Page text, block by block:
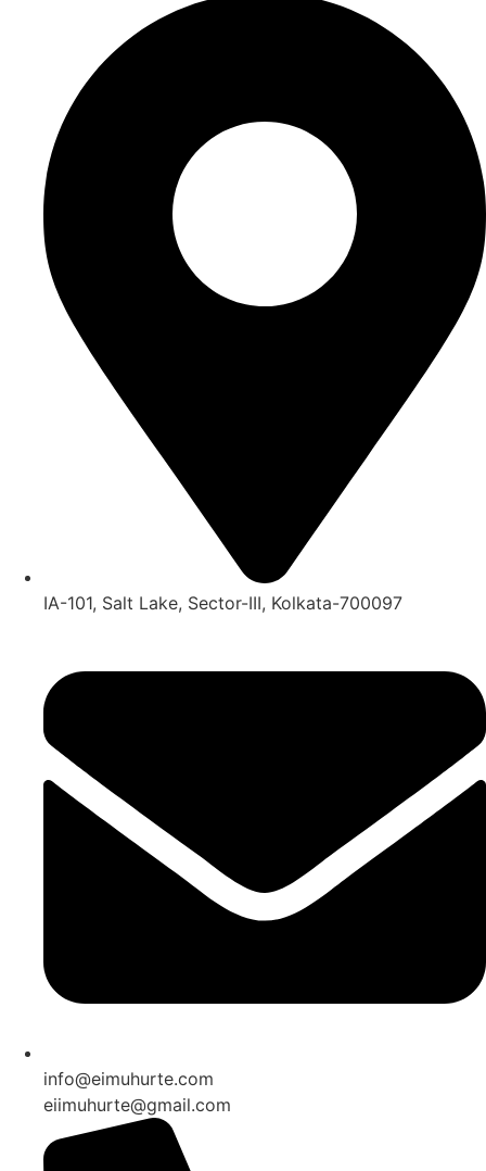
IA-101, Salt Lake, Sector-III, Kolkata-700097
info@eimuhurte.com
eiimuhurte@gmail.com